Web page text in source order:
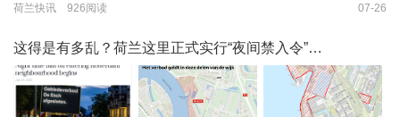
荷兰快讯 926阅读 07-26
这得是有多乱？荷兰这里正式实行“夜间禁入令”…